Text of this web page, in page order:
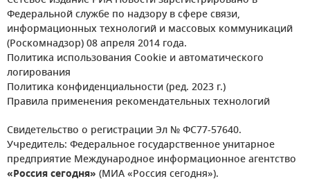
Федеральной службе по надзору в сфере связи,
информационных технологий и массовых коммуникаций
(Роскомнадзор) 08 апреля 2014 года.
Политика использования Cookie и автоматического
логирования
Политика конфиденциальности (ред. 2023 г.)
Правила применения рекомендательных технологий
Свидетельство о регистрации Эл № ФС77-57640.
Учредитель: Федеральное государственное унитарное
предприятие Международное информационное агентство
«Россия сегодня» (МИА «Россия сегодня»).